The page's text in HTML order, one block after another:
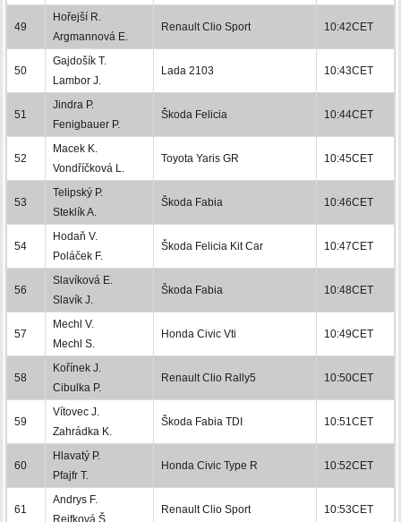
49
Hořejší R.
Argmannová E.
Renault Clio Sport 10:42CET
50
Gajdošík T.
Lambor J.
Lada 2103 10:43CET
51
Jindra P.
Fenigbauer P.
Škoda Felicia 10:44CET
52
Macek K.
Vondříčková L.
Toyota Yaris GR 10:45CET
53
Telipský P.
Steklík A.
Škoda Fabia 10:46CET
54
Hodaň V.
Poláček F.
Škoda Felicia Kit Car 10:47CET
56
Slavíková E.
Slavík J.
Škoda Fabia 10:48CET
57
Mechl V.
Mechl S.
Honda Civic Vti 10:49CET
58
Kořínek J.
Cibulka P.
Renault Clio Rally5 10:50CET
59
Vítovec J.
Zahrádka K.
Škoda Fabia TDI 10:51CET
60
Hlavatý P.
Pfajfr T.
Honda Civic Type R 10:52CET
61
Andrys F.
Rejfková Š.
Renault Clio Sport 10:53CET